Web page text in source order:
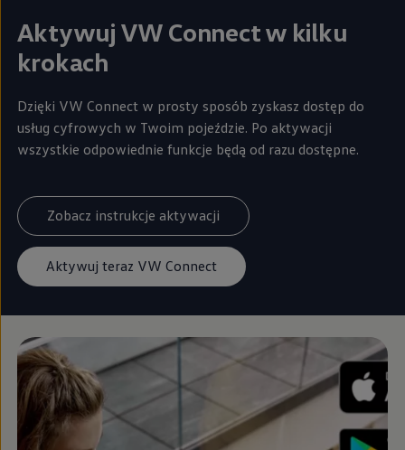
Aktywuj VW Connect w kilku
krokach
Dzięki VW Connect w prosty sposób zyskasz dostęp do
usług cyfrowych w Twoim pojeździe. Po aktywacji
wszystkie odpowiednie funkcje będą od razu dostępne.
Zobacz instrukcje aktywacji
Aktywuj teraz VW Connect